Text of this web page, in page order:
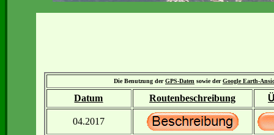
Die Benutzung derGPS-Daten sowie derGoogle Earth-
Datum Routenbeschreibung
04.2017